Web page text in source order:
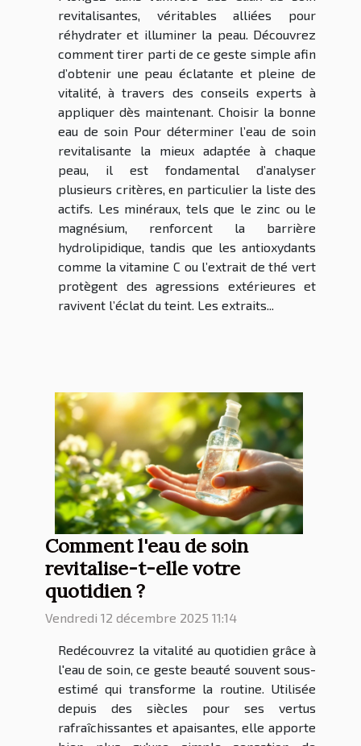
revitalisantes, véritables alliées pour
réhydrater et illuminer la peau. Découvrez
comment tirer parti de ce geste simple afin
d’obtenir une peau éclatante et pleine de
vitalité, à travers des conseils experts à
appliquer dès maintenant. Choisir la bonne
eau de soin Pour déterminer l’eau de soin
revitalisante la mieux adaptée à chaque
peau, il est fondamental d’analyser
plusieurs critères, en particulier la liste des
actifs. Les minéraux, tels que le zinc ou le
magnésium, renforcent la barrière
hydrolipidique, tandis que les antioxydants
comme la vitamine C ou l’extrait de thé vert
protègent des agressions extérieures et
ravivent l’éclat du teint. Les extraits...
Comment l'eau de soin
revitalise-t-elle votre
quotidien ?
Vendredi 12 décembre 2025 11:14
Redécouvrez la vitalité au quotidien grâce à
l'eau de soin, ce geste beauté souvent sous-
estimé qui transforme la routine. Utilisée
depuis des siècles pour ses vertus
rafraîchissantes et apaisantes, elle apporte